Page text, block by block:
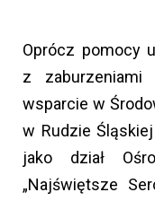
Oprócz pomocy
z zaburzeniami
wsparcie w
w Rudzie
jako dział
„Najświętsze